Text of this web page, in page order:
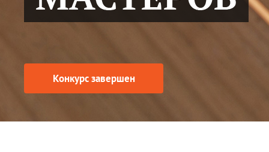
Конкурс завершен